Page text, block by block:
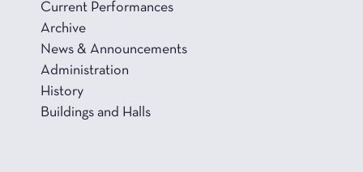
Current Performances
Archive
News & Announcements
Administration
History
Buildings and Halls